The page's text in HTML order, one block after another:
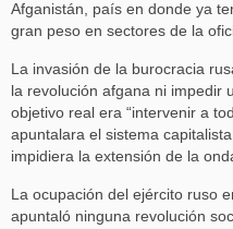
Afganistán, país en donde ya
gran peso en sectores de la
La invasión de la burocracia
la revolución afgana ni impedir
objetivo real era “intervenir a
apuntalara el sistema
impidiera la extensión de la
La ocupación del ejército ruso
apuntaló ninguna revolución